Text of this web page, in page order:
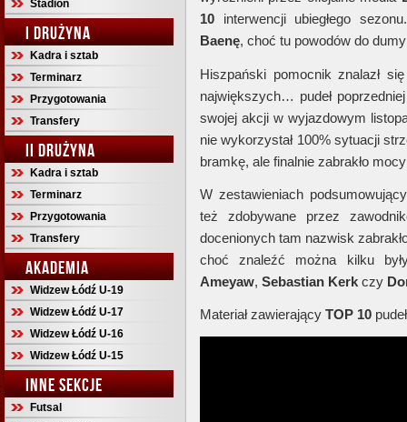
Stadion
I DRUŻYNA
Kadra i sztab
Terminarz
Przygotowania
Transfery
II DRUŻYNA
Kadra i sztab
Terminarz
Przygotowania
Transfery
AKADEMIA
Widzew Łódź U-19
Widzew Łódź U-17
Widzew Łódź U-16
Widzew Łódź U-15
INNE SEKCJE
Futsal
10 interwencji ubiegłego
Baenę, choć tu powodów do
Hiszpański pomocnik znalazł
największych… pudeł
swojej akcji w wyjazdowym
nie wykorzystał 100% sytuacji
bramkę, ale finalnie zabrakło
W zestawieniach
też zdobywane przez
docenionych tam nazwisk
choć znaleźć można kilku
Ameyaw, Sebastian Kerk czy
Materiał zawierający TOP 10